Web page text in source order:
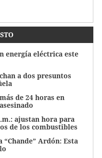
energía eléctrica este
a dos presuntos
de 24 horas en
ajustan hora para
de los combustibles
Ardón: Esta